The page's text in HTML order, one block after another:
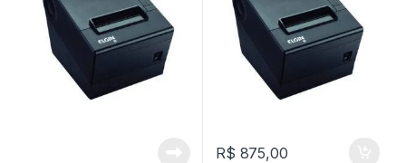
R$ 875,00